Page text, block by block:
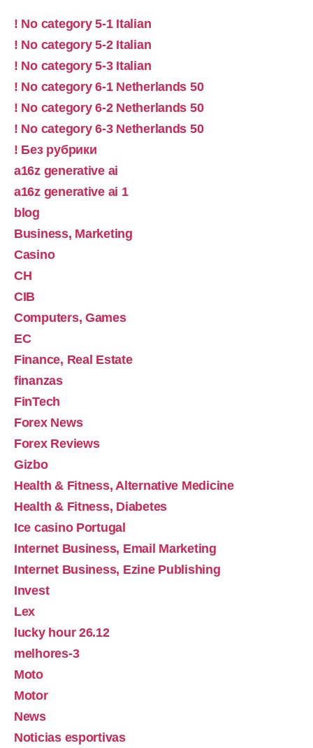
! No category 5-1 Italian
! No category 5-2 Italian
! No category 5-3 Italian
! No category 6-1 Netherlands 50
! No category 6-2 Netherlands 50
! No category 6-3 Netherlands 50
! Без рубрики
a16z generative ai
a16z generative ai 1
blog
Business, Marketing
Casino
CH
CIB
Computers, Games
EC
Finance, Real Estate
finanzas
FinTech
Forex News
Forex Reviews
Gizbo
Health & Fitness, Alternative Medicine
Health & Fitness, Diabetes
Ice casino Portugal
Internet Business, Email Marketing
Internet Business, Ezine Publishing
Invest
Lex
lucky hour 26.12
melhores-3
Moto
Motor
News
Noticias esportivas